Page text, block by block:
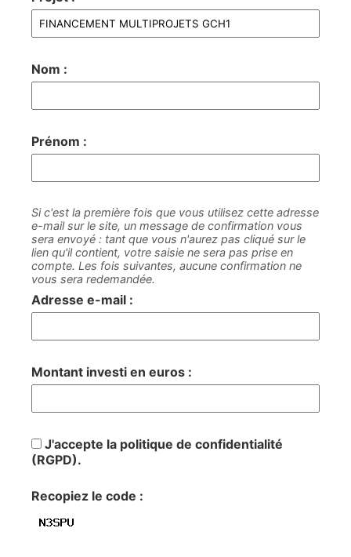
Nom :
Prénom :
Si c'est la première fois que vous utilisez cette adresse
e-mail sur le site, un message de confirmation vous
sera envoyé : tant que vous n'aurez pas cliqué sur le
lien qu'il contient, votre saisie ne sera pas prise en
compte. Les fois suivantes, aucune confirmation ne
vous sera redemandée.
Adresse e-mail :
Montant investi en euros :
J'accepte la politique de confidentialité
(RGPD).
Recopiez le code :